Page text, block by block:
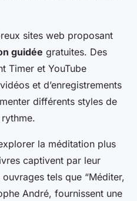
sites web proposant
guidée gratuites. Des
Timer et YouTube
et d’enregistrements
différents styles de
la méditation plus
captivent par leur
tels que “Méditer,
André, fournissent une